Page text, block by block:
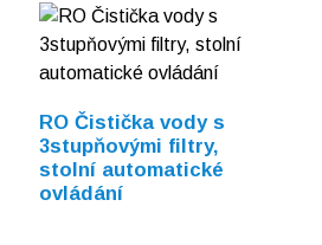
RO Čistička vody s
3stupňovými filtry,
stolní automatické
ovládání